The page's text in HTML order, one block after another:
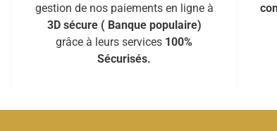
gestion de nos paiements en ligne à
3D sécure ( Banque populaire)
grâce à leurs services 100%
Sécurisés.